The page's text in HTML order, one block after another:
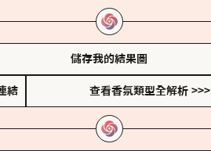
儲存我的結果圖
結 查看香氛類型全解析 >>>